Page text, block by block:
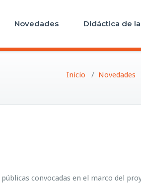
Novedades Didáctica de
Inicio / Novedades
convocadas en el marco del